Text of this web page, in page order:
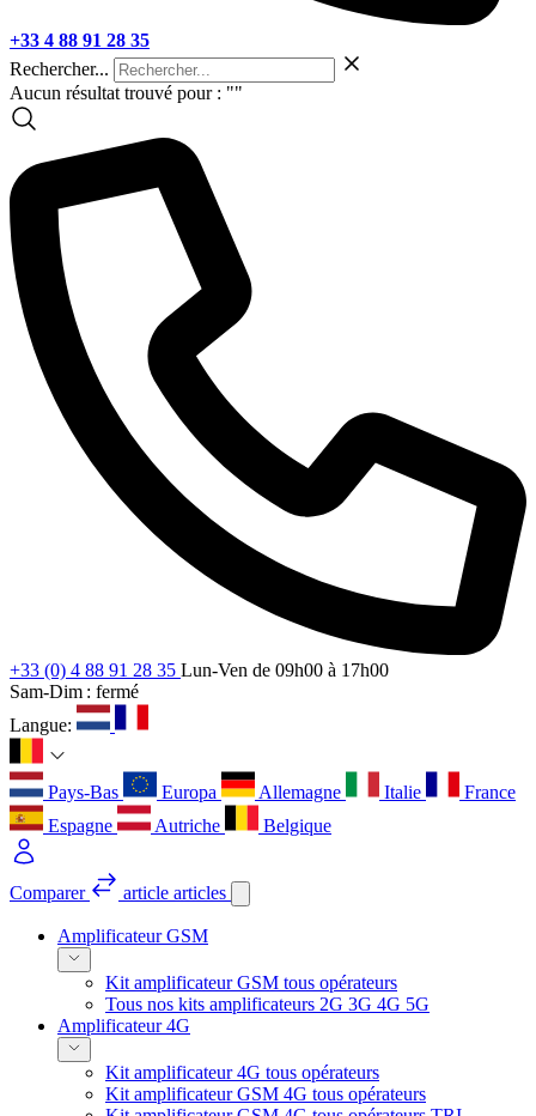
+33 4 88 91 28 35
Rechercher...
Aucun résultat trouvé pour : ""
+33 (0) 4 88 91 28 35 Lun-Ven de 09h00 à 17h00
Sam-Dim : fermé
Langue:
Pays-Bas Europa Allemagne Italie
France
Espagne
Autriche Belgique
Comparer article articles
Amplificateur GSM
Kit amplificateur GSM tous opérateurs
Tous nos kits amplificateurs 2G 3G 4G 5G
Amplificateur 4G
Kit amplificateur 4G tous opérateurs
Kit amplificateur GSM 4G tous opérateurs